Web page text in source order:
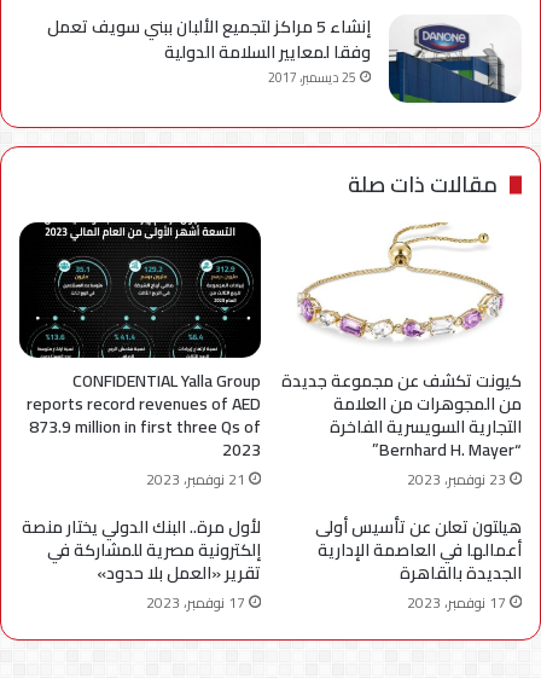
إنشاء 5 مراكز لتجميع الألبان ببني سويف تعمل
وفقا لمعايير السلامة الدولية
25 ديسمبر، 2017
مقالات ذات صلة
كيونت تكشف عن مجموعة جديدة
من المجوهرات من العلامة
التجارية السويسرية الفاخرة
“Bernhard H. Mayer”
23 نوفمبر، 2023
CONFIDENTIAL Yalla Group
reports record revenues of AED
873.9 million in first three Qs of
2023
21 نوفمبر، 2023
هيلتون تعلن عن تأسيس أولى
أعمالها في العاصمة الإدارية
الجديدة بالقاهرة
17 نوفمبر، 2023
لأول مرة.. البنك الدولي يختار منصة
إلكترونية مصرية للمشاركة في
تقرير «العمل بلا حدود»
17 نوفمبر، 2023